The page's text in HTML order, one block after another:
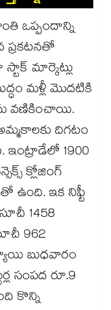
ఒప్పందాన్ని
ప్రకటనతో
మార్కెట్లు
మళ్లీ మెుదటికి
వణికించాయి.
దిగటం
ఇంట్రాడేలో 1900
క్లోజింగ్
ఉంది. ఇక నిఫ్టీ
1458
962
బుధవారం
సంపద రూ.9
కొన్ని